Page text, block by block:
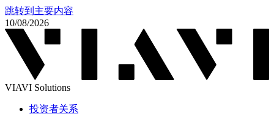
跳转到主要内容
10/08/2026
VIAVI Solutions
投资者关系